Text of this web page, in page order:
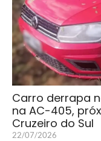
Carro derrapa
na AC-405,
Cruzeiro do Sul
22/07/2026